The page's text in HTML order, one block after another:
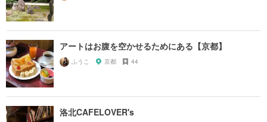
アートはお腹を空かせるためにある【京都】
ふうこ 京都 44
洛北CAFELOVER's